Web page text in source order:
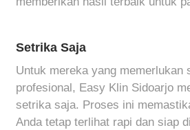
Setrika Saja
Untuk mereka yang memerlukan
profesional, Easy Klin Sidoarjo
setrika saja. Proses ini
Anda tetap terlihat rapi dan siap